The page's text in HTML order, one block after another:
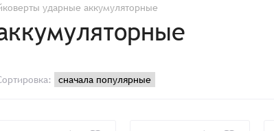
ударные аккумуляторные